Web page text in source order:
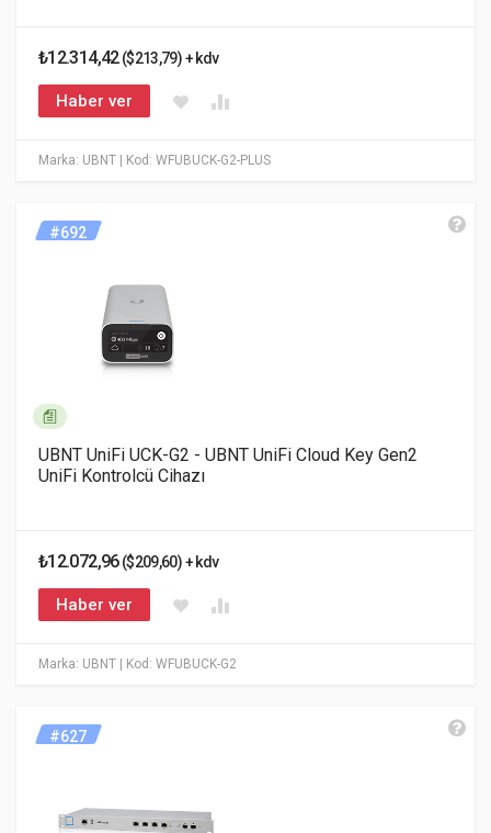
Marka: UBNT | Kod: WFUBUCK-G2-PLUS
₺12.314,42($213,79) + kdv
Haber ver
Marka: UBNT | Kod: WFUBUCK-G2
#692
UBNT UniFi UCK-G2 - UBNT UniFi Cloud Key Gen2
UniFi Kontrolcü Cihazı
₺12.072,96($209,60) + kdv
Haber ver
#627